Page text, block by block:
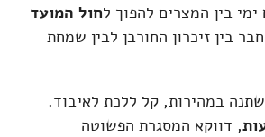
ימי בין המצרים להפוך לחול המועד
בין זיכרון החורבן לבין שמחת
במהירות, קל ללכת לאיבוד.
, דווקא המסגרת הפשוטה